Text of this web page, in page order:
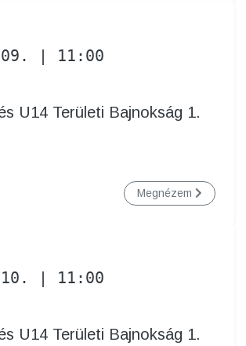
| 11:00
U14 Területi Bajnokság 1.
Megnézem
| 11:00
U14 Területi Bajnokság 1.